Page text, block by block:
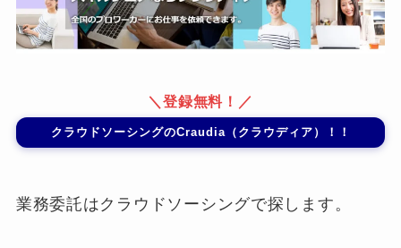
＼登録無料！／
クラウドソーシングのCraudia（クラウディア）！！
業務委託はクラウドソーシングで探します。